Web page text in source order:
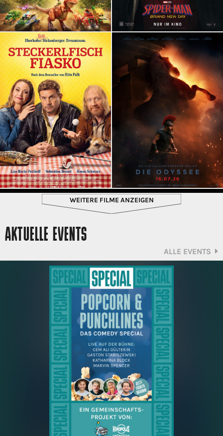
WEITERE FILME ANZEIGEN
AKTUELLE EVENTS
ALLE EVENTS